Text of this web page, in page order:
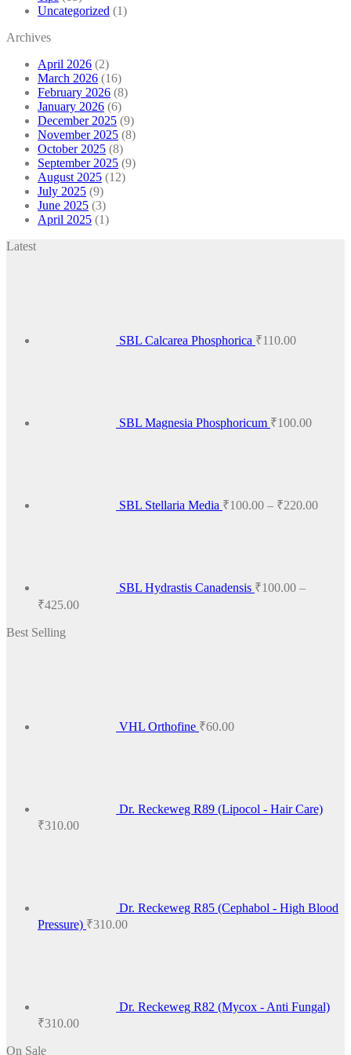
Uncategorized (1)
Archives
April 2026 (2)
March 2026 (16)
February 2026 (8)
January 2026 (6)
December 2025 (9)
November 2025 (8)
October 2025 (8)
September 2025 (9)
August 2025 (12)
July 2025 (9)
June 2025 (3)
April 2025 (1)
Latest
SBL Calcarea Phosphorica ₹110.00
SBL Magnesia Phosphoricum ₹100.00
SBL Stellaria Media ₹100.00 – ₹220.00
SBL Hydrastis Canadensis ₹100.00 –
₹425.00Price
Best Selling
VHL Orthofine ₹60.00
Dr. Reckeweg R89 (Lipocol - Hair Care)
₹310.00
Dr. Reckeweg R85 (Cephabol - High Blood
Pressure) ₹310.00
Dr. Reckeweg R82 (Mycox - Anti Fungal)
₹310.00
On Sale